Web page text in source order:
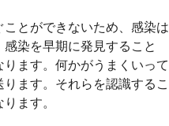
とができないため、感染は
染を早期に発見すること
ます。何かがうまくいって
ます。それらを認識するこ
ます。